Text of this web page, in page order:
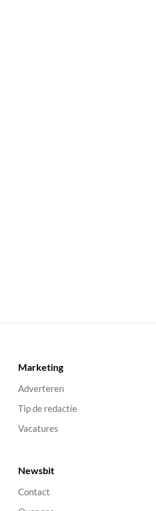
Marketing
Adverteren
Tip de redactie
Vacatures
Newsbit
Contact